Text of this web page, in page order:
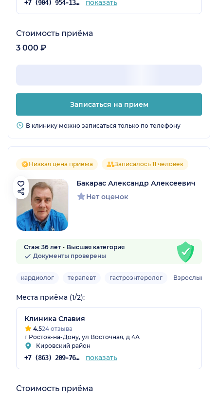
+7 (904) 954-13-96 показать
Стоимость приёма
3 000 ₽
Записаться на прием
В клинику можно записаться только по телефону
Низкая цена приёма Записалось 11 человек
Бакарас Александр Алексеевич
Нет оценок
Стаж 36 лет
Высшая категория
Документы проверены
кардиолог терапевт гастроэнтеролог Взрослый
Места приёма (1/2):
Клиника Славия
4.524 отзыва
г Ростов-на-Дону, ул Восточная, д 4А
Кировский район
+7 (863) 209-76-05 показать
Стоимость приёма